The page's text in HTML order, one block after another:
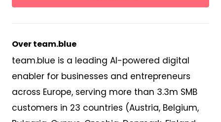
Over team.blue
team.blue is a leading AI-powered digital
enabler for businesses and entrepreneurs
across Europe, serving more than 3.3m SMB
customers in 23 countries (Austria, Belgium,